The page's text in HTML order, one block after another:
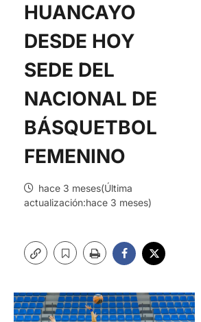
HUANCAYO
DESDE HOY
SEDE DEL
NACIONAL DE
BÁSQUETBOL
FEMENINO
hace 3 meses(Última
actualización:hace 3 meses)